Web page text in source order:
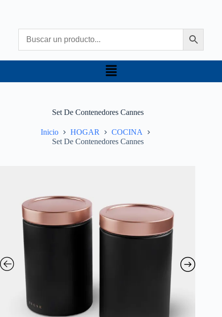
Set De Contenedores Cannes
Inicio HOGAR
COCINA
Set De Contenedores Cannes